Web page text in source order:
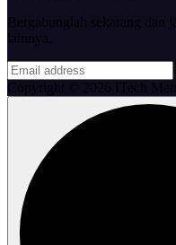
Bergabunglah sekarang dan
lainnya.
Copyright © 2026 ITech